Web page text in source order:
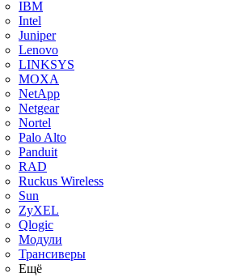
IBM
Intel
Juniper
Lenovo
LINKSYS
MOXA
NetApp
Netgear
Nortel
Palo Alto
Panduit
RAD
Ruckus Wireless
Sun
ZyXEL
Qlogic
Модули
Трансиверы
Ещё